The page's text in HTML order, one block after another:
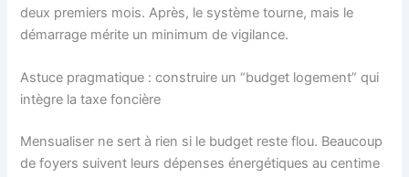
deux premiers mois. Après, le système tourne, mais le
démarrage mérite un minimum de vigilance.
Astuce pragmatique : construire un “budget logement” qui
intègre la taxe foncière
Mensualiser ne sert à rien si le budget reste flou. Beaucoup
de foyers suivent leurs dépenses énergétiques au centime